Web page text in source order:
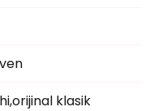
klasik